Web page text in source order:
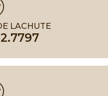
LACHUTE